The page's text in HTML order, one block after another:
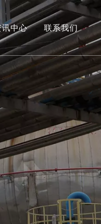
讯中心 联系我们